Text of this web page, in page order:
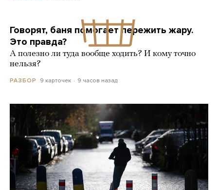
Говорят, баня помогает пережить жару.
Это правда?
А полезно ли туда вообще ходить? И кому точно
нельзя?
РАЗБОР 9 карточек 9 часов назад